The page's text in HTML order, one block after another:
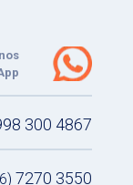
300 4867
7270 3550